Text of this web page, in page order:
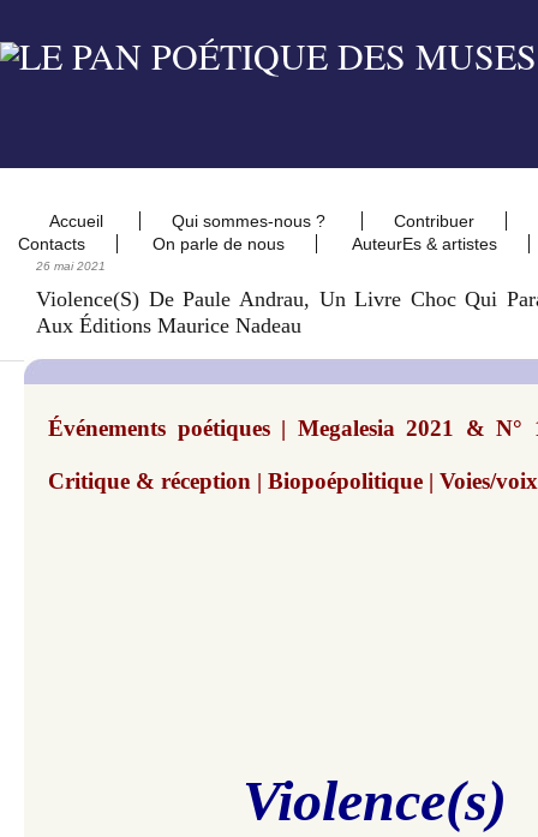
Accueil Qui sommes-nous ?
Contribuer
Contacts
On parle de nous AuteurEs & artistes
26 mai 2021
Violence(s) De Paule Andrau, Un Livre Choc Qui
Aux Éditions Maurice Nadeau
Événements poétiques | Megalesia 2021 & N°
Critique & réception | Biopoépolitique | Voies/
Violence(s)